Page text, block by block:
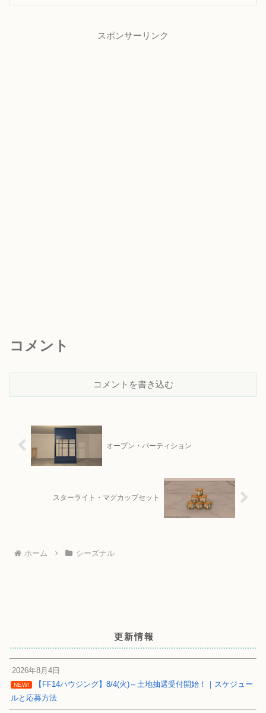
スポンサーリンク
コメント
コメントを書き込む
オープン・パーティション
スターライト・マグカップセット
ホーム シーズナル
更新情報
2026年8月4日
NEW!
【FF14ハウジング】8/4(火)～土地抽選受付開始！｜スケジュー
ルと応募方法